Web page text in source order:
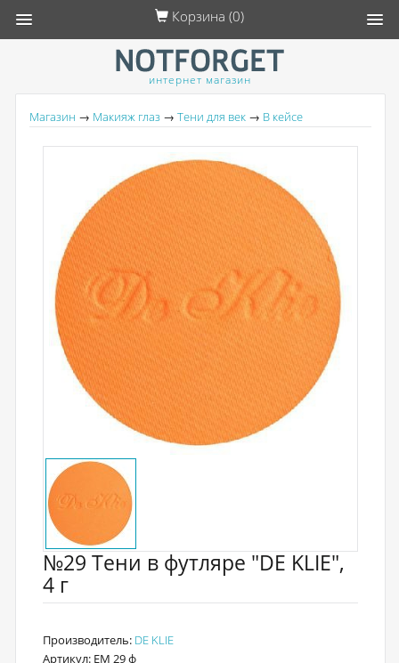
интернет магазин
Магазин → Макияж глаз → Тени для век → В кейсе
№29 Тени в футляре "DE KLIE",
4 г
Производитель: DE KLIE
Артикул: EM 29 ф
Корзина (0)